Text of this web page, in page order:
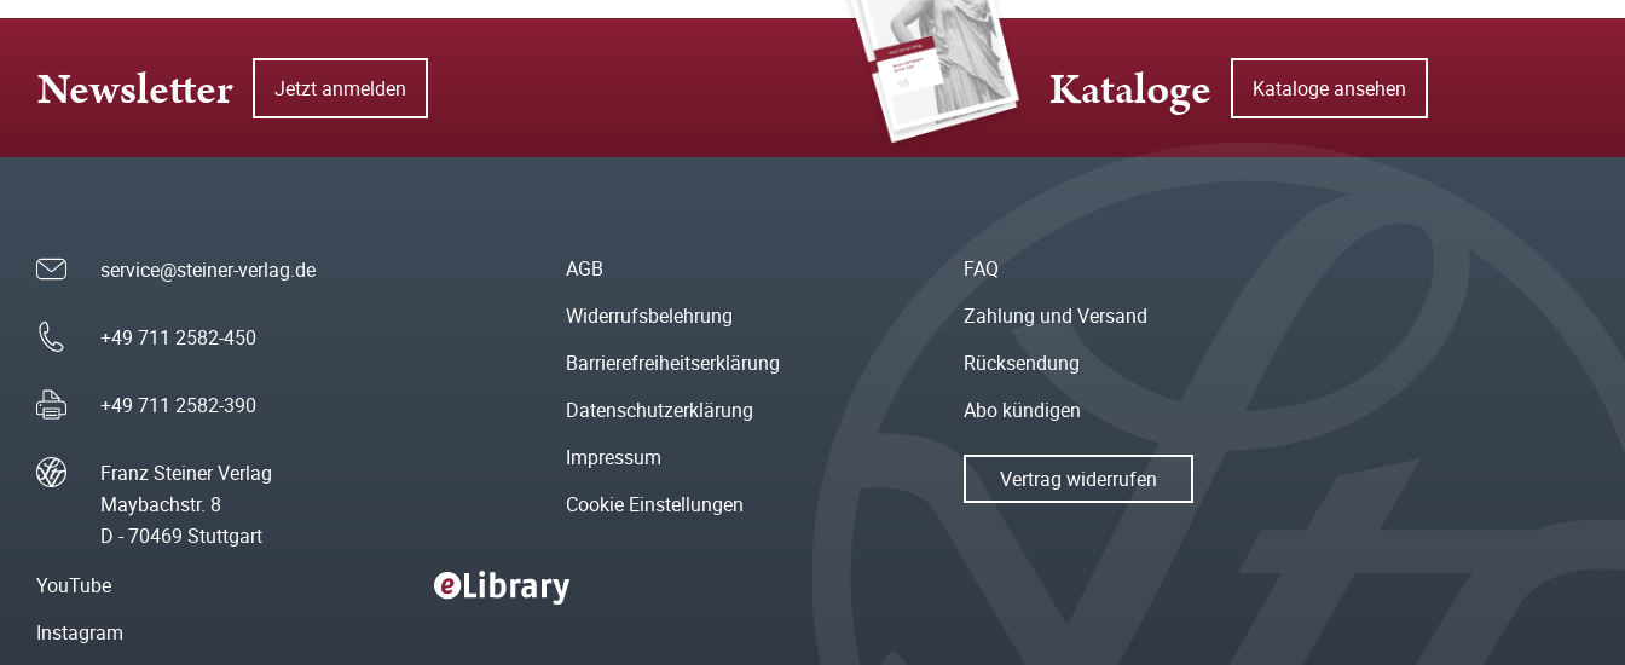
Newsletter Jetzt anmelden Kataloge Kataloge ansehen
service@steiner-verlag.de
+49 711 2582-450
+49 711 2582-390
Franz Steiner Verlag
Maybachstr. 8
D - 70469 Stuttgart
AGB
Widerrufsbelehrung
Barrierefreiheitserklärung
Datenschutzerklärung
Impressum
Cookie Einstellungen
FAQ
Zahlung und Versand
Rücksendung
Abo kündigen
Vertrag widerrufen
YouTube
Instagram